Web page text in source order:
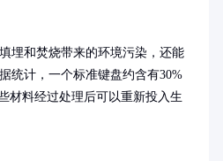
埋和焚烧带来的环境污染，还能
统计，一个标准键盘约含有30%
材料经过处理后可以重新投入生